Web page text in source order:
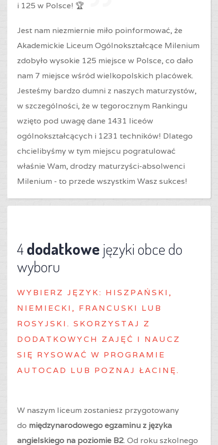
i 125 w Polsce! 🏆
Jest nam niezmiernie miło poinformować, że
Akademickie Liceum Ogólnokształcące Milenium
zdobyło wysokie 125 miejsce w Polsce, co dało
nam 7 miejsce wśród wielkopolskich placówek.
Jesteśmy bardzo dumni z naszych maturzystów,
w szczególności, że w tegorocznym Rankingu
wzięto pod uwagę dane 1431 liceów
ogólnokształcących i 1231 techników! Dlatego
chcielibyśmy w tym miejscu pogratulować
właśnie Wam, drodzy maturzyści-absolwenci
Milenium - to przede wszystkim Wasz sukces!
4dodatkowe języki obce do
wyboru
WYBIERZ J ĘZYK: HISZPAŃSKI,
NIEMIECKI, FRANCUSKI LUB
ROSYJSKI. SKORZYSTAJ Z
DODATKOWYCH ZAJĘĆ I NAUCZ
SIĘ RYSOWAĆ W PROGRAMIE
AUTOCAD LUB POZNAJ ŁACINĘ.
W naszym liceum zostaniesz przygotowany
do międzynarodowego egzaminu z języka
angielskiego na poziomie B2. Od roku szkolnego